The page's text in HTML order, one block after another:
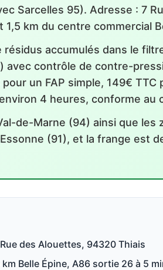
Sarcelles 95). Adresse : 7
km du centre commercial
accumulés dans le
avec contrôle de contre-
un FAP simple, 149€ TTC
4 heures, conforme au
de-Marne (94) ainsi que les
(91), et la frange est
des Alouettes, 94320 Thiais
Belle Épine, A86 sortie 26 à 5